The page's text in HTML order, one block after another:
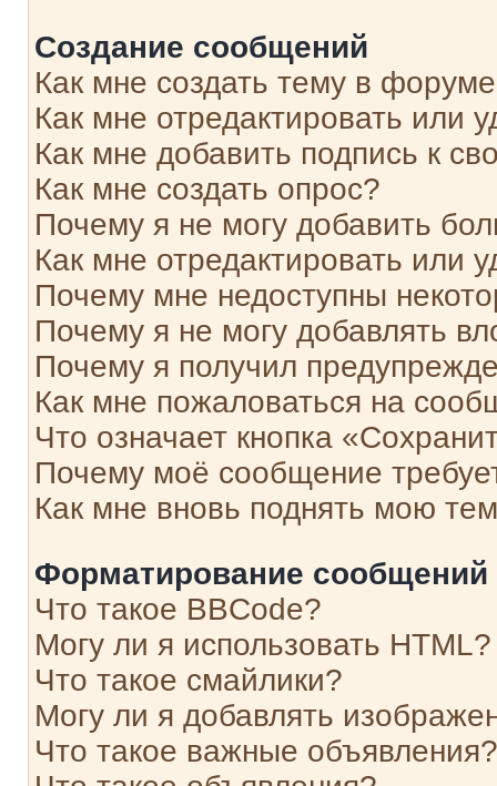
Создание сообщений
Как мне создать тему в
Как мне отредактировать или
Как мне добавить подпись к
Как мне создать опрос?
Почему я не могу добавить
Как мне отредактировать или
Почему мне недоступны
Почему я не могу добавлять
Почему я получил
Как мне пожаловаться на
Что означает кнопка
Почему моё сообщение
Как мне вновь поднять мою
Форматирование
Что такое BBCode?
Могу ли я использовать HTML?
Что такое смайлики?
Могу ли я добавлять
Что такое важные объявления?